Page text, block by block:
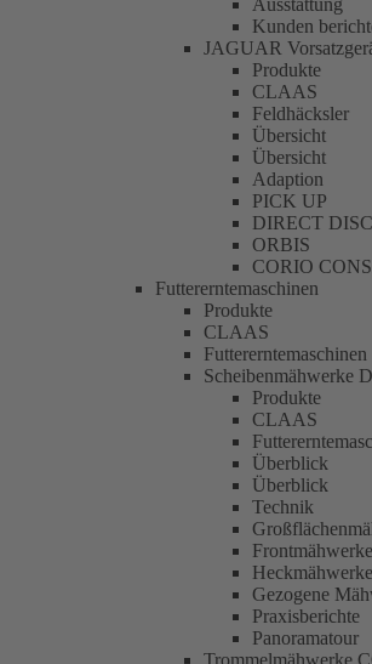
Ausstattung
Kunden
JAGUAR
Produkte
CLAAS
Feldhäcksler
Übersicht
Übersicht
Adaption
PICK UP
DIRECT DISC
ORBIS
CORIO
Futtererntemaschinen
Produkte
CLAAS
Futtererntemaschinen
Scheibenmähwerke
Produkte
CLAAS
Überblick
Überblick
Technik
Frontmähwerke
Heckmähwerke
Gezogene
Praxisberichte
Panoramatour
Trommelmähwerke